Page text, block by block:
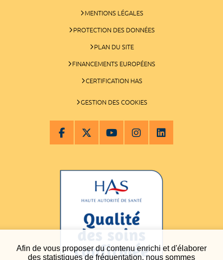
Afin de vous proposer du contenu enrichi et d'élaborer
des statistiques de fréquentation, nous sommes
MENTIONS LÉGALES
PROTECTION DES DONNÉES
PLAN DU SITE
FINANCEMENTS EUROPÉENS
CERTIFICATION HAS
GESTION DES COOKIES